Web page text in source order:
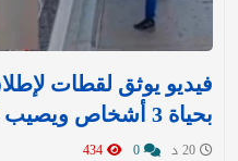
فيديو يوثق لقطات
بحياة 3 أشخاص ويصيب 7 آخرين في أمريكا